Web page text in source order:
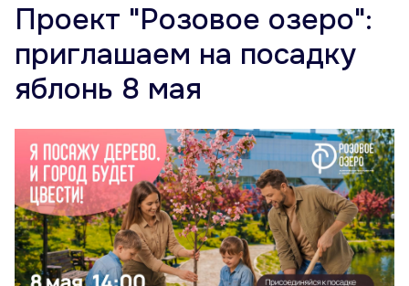
Проект "Розовое озеро":
приглашаем на посадку
яблонь 8 мая